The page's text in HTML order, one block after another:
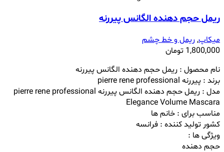
ریمل حجم دهنده الگانس پیررنه
میکاپ,ریمل و خط چشم
1,800,000 تومان
نام محصول : ریمل حجم دهنده الگانس پیررنه
برند : پیررنه pierre rene professional
مدل : ریمل حجم دهنده الگانس پیررنه pierre rene professional
Elegance Volume Mascara
مناسب برای : خانم ها
کشور تولید کننده : فرانسه
ویژگی ها :
حجم دهنده